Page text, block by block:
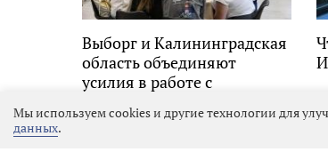
Выборг и Калининградская
область объединяют
усилия в работе с
Мы используем cookies и другие технологии для
данных.